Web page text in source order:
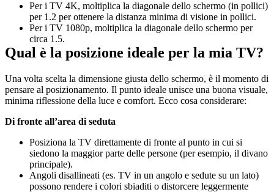
Per i TV 4K, moltiplica la diagonale dello schermo (in pollici)
per 1.2 per ottenere la distanza minima di visione in pollici.
Per i TV 1080p, moltiplica la diagonale dello schermo per
circa 1.5.
Qual è la posizione ideale per la mia TV?
Una volta scelta la dimensione giusta dello schermo, è il momento di
pensare al posizionamento. Il punto ideale unisce una buona visuale,
minima riflessione della luce e comfort. Ecco cosa considerare:
Di fronte all’area di seduta
Posiziona la TV direttamente di fronte al punto in cui si
siedono la maggior parte delle persone (per esempio, il divano
principale).
Angoli disallineati (es. TV in un angolo e sedute su un lato)
possono rendere i colori sbiaditi o distorcere leggermente